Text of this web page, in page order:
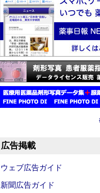
広告掲載
ウェブ広告ガイド
新聞広告ガイド